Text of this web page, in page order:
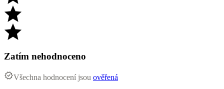
Zatím nehodnoceno
Všechna hodnocení jsou ověřená